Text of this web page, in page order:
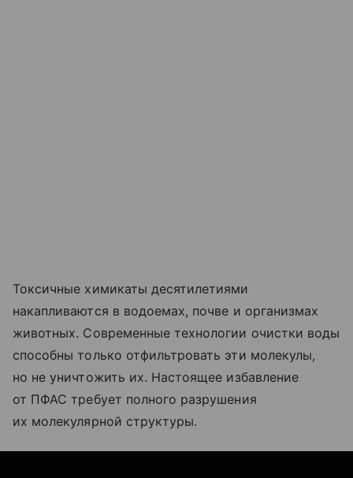
Токсичные химикаты десятилетиями
накапливаются в водоемах, почве и организмах
животных. Современные технологии очистки воды
способны только отфильтровать эти молекулы,
но не уничтожить их. Настоящее избавление
от ПФАС требует полного разрушения
их молекулярной структуры.